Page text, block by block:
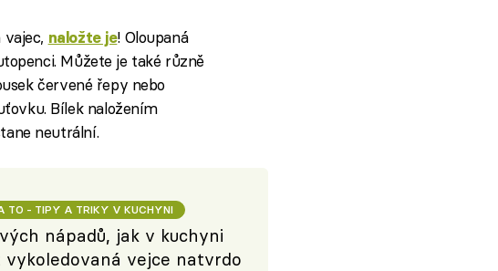
naložte je! Oloupaná
Můžete je také různě
červené řepy nebo
Bílek naložením
neutrální.
TO - TIPY A TRIKY V KUCHYNI
nápadů, jak v kuchyni
vykoledovaná vejce natvrdo